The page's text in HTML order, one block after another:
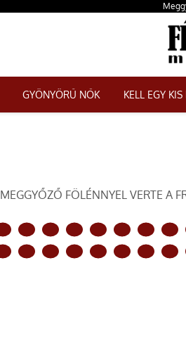
GYÖNYÖRŰ NŐK KELL EGY
MEGGYŐZŐ FÖLÉNNYEL VERTE A